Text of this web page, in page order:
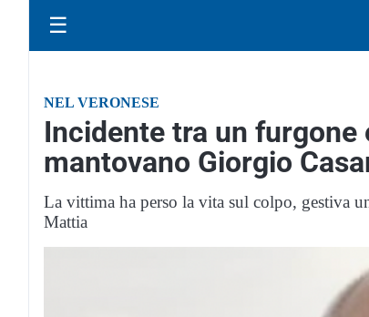
☰
NEL VERONESE
Incidente tra un furgone
mantovano Giorgio
La vittima ha perso la vita sul colpo, gestiva
Mattia